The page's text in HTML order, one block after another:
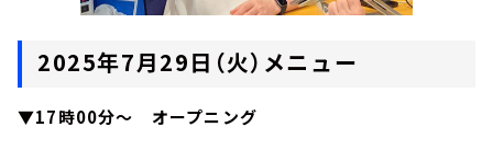
2025年7月29日（火）メニュー
▼17時00分～ オープニング